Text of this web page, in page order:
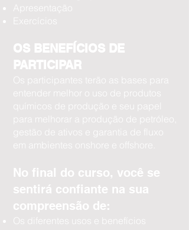
Apresentação
Exercícios
OS BENEFÍCIOS DE
PARTICIPAR
Os participantes terão as bases para
entender melhor o uso de produtos
químicos de produção e seu papel
para melhorar a produção de petróleo,
gestão de ativos e garantia de fluxo
em ambientes onshore e offshore.
No final do curso, você se
sentirá confiante na sua
compreensão de:
Os diferentes usos e benefícios